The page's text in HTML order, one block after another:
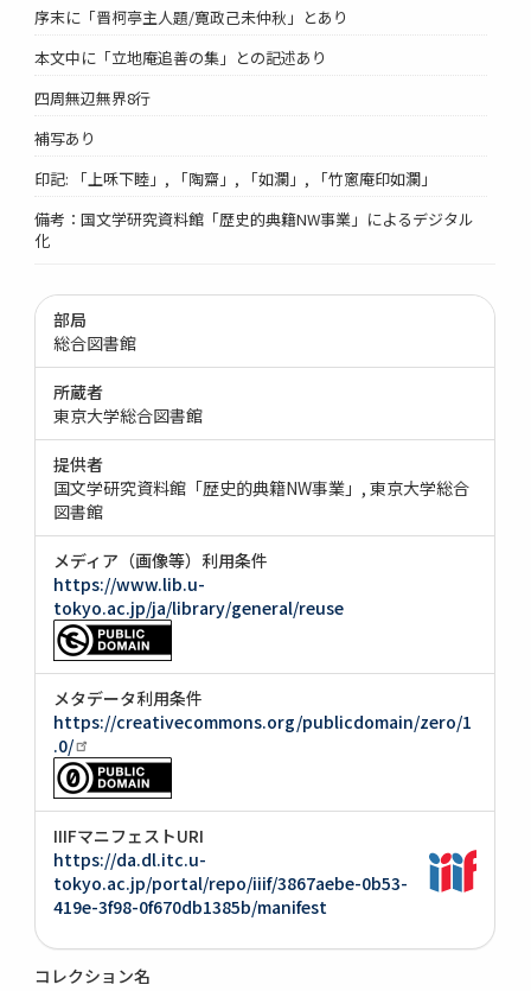
序末に「晋柯亭主人題/寛政己未仲秋」とあり
本文中に「立地庵追善の集」との記述あり
四周無辺無界8行
補写あり
印記: 「上咊下睦」, 「陶齋」, 「如瀾」, 「竹窻庵印如瀾」
備考：国文学研究資料館「歴史的典籍NW事業」によるデジタル
化
部局
総合図書館
所蔵者
東京大学総合図書館
提供者
国文学研究資料館「歴史的典籍NW事業」
東京大学総合
図書館
メディア（画像等）利用条件
https://www.lib.u-
tokyo.ac.jp/ja/library/general/reuse
メタデータ利用条件
https://creativecommons.org/publicdomain/zero/1
.0/
IIIFマニフェストURI
https://da.dl.itc.u-
tokyo.ac.jp/portal/repo/iiif/3867aebe-0b53-
419e-3f98-0f670db1385b/manifest
コレクション名